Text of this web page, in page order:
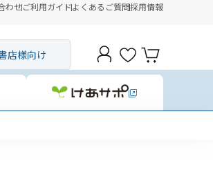
わせご利用ガイドよくあるご質問採用情報
店様向け